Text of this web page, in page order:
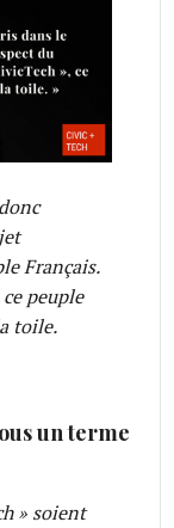
Français.
peuple
toile.
un terme
» soient